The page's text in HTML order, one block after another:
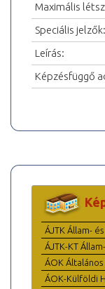
Maximális
Speciális jelzők:
Leírás:
Képzésfüggő
ÁJTK Állam-
ÁJTK-KT
ÁOK
ÁOK-Külföldi